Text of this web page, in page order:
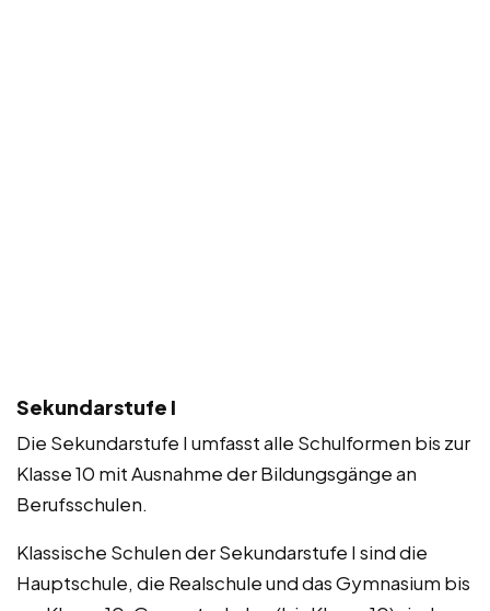
Sekundarstufe I
Die Sekundarstufe I umfasst alle Schulformen bis zur
Klasse 10 mit Ausnahme der Bildungsgänge an
Berufsschulen.
Klassische Schulen der Sekundarstufe I sind die
Hauptschule, die Realschule und das Gymnasium bis